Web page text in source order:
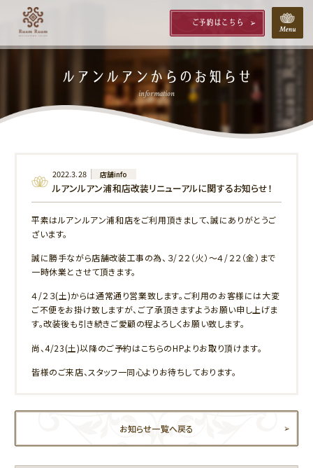
ご予約はこちら
ルアンルアンからのお知らせ
information
2022.3.28 店舗info
ルアンルアン浦和店改装リニューアルに関するお知らせ！
平素はルアンルアン浦和店をご利用頂きまして、誠にありがとうご
ざいます。
誠に勝手ながら店舗改装工事の為、３/２２（火）～４/２２（金）まで
一時休業とさせて頂きます。
４/２３(土)からは通常通り営業致します。ご利用のお客様には大変
ご不便をお掛け致しますが、ご了承頂きますようお願い申し上げま
す。改装後も引き続きご愛顧の程よろしくお願い致します。
尚、4/23(土)以降のご予約はこちらのHPよりお取り頂けます。
皆様のご来店、スタッフ一同心よりお待ちしております。
お知らせ一覧へ戻る